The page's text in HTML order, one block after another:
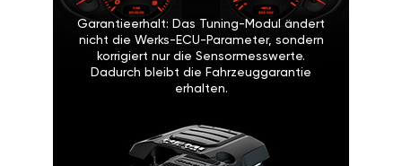
Garantieerhalt: Das Tuning-Modul ändert
nicht die Werks-ECU-Parameter, sondern
korrigiert nur die Sensormesswerte.
Dadurch bleibt die Fahrzeuggarantie
erhalten.